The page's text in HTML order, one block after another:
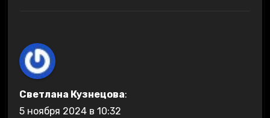
Светлана Кузнецова:
5 ноября 2024 в 10:32